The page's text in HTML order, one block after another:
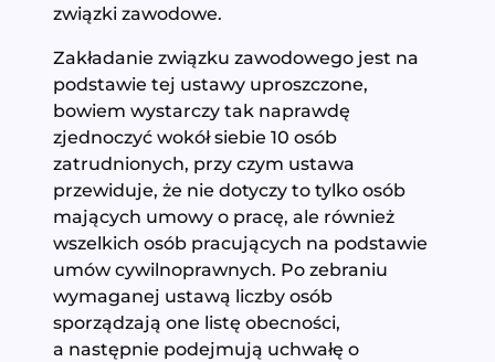
związki zawodowe.
Zakładanie związku zawodowego jest na
podstawie tej ustawy uproszczone,
bowiem wystarczy tak naprawdę
zjednoczyć wokół siebie 10 osób
zatrudnionych, przy czym ustawa
przewiduje, że nie dotyczy to tylko osób
mających umowy o pracę, ale również
wszelkich osób pracujących na podstawie
umów cywilnoprawnych. Po zebraniu
wymaganej ustawą liczby osób
sporządzają one listę obecności,
a następnie podejmują uchwałę o